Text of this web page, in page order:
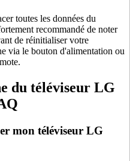
toutes les données du
recommandé de noter
de réinitialiser votre
via le bouton d'alimentation ou
du téléviseur LG
mon téléviseur LG